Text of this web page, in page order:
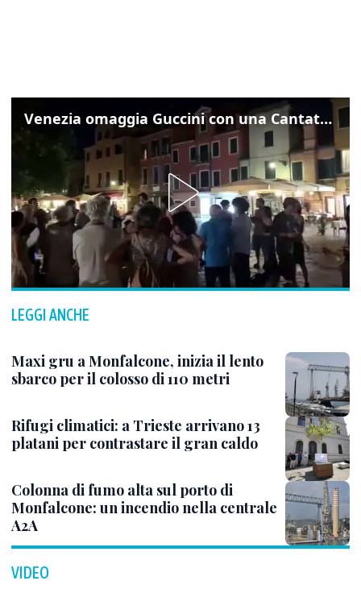
Venezia omaggia Guccini con una Cantata Anarchica in campo Santa Margherita
LEGGI ANCHE
Maxi gru a Monfalcone, inizia il lento
sbarco per il colosso di 110 metri
Rifugi climatici: a Trieste arrivano 13
platani per contrastare il gran caldo
Colonna di fumo alta sul porto di
Monfalcone: un incendio nella centrale
A2A
VIDEO